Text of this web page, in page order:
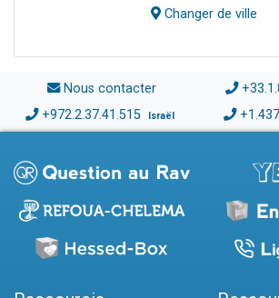
Changer de ville
Nous contacter
+972.2.37.41.515 Israël